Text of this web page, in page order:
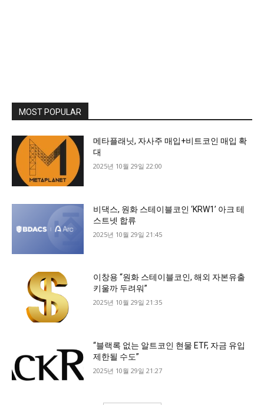
MOST POPULAR
메타플래닛, 자사주 매입+비트코인 매입 확
대
2025년 10월 29일 22:00
비댁스, 원화 스테이블코인 ‘KRW1’ 아크 테
스트넷 합류
2025년 10월 29일 21:45
이창용 “원화 스테이블코인, 해외 자본유출
키울까 두려워”
2025년 10월 29일 21:35
“블랙록 없는 알트코인 현물 ETF, 자금 유입
제한될 수도”
2025년 10월 29일 21:27